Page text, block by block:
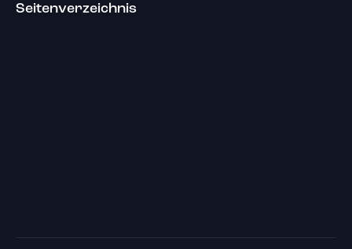
Seitenverzeichnis